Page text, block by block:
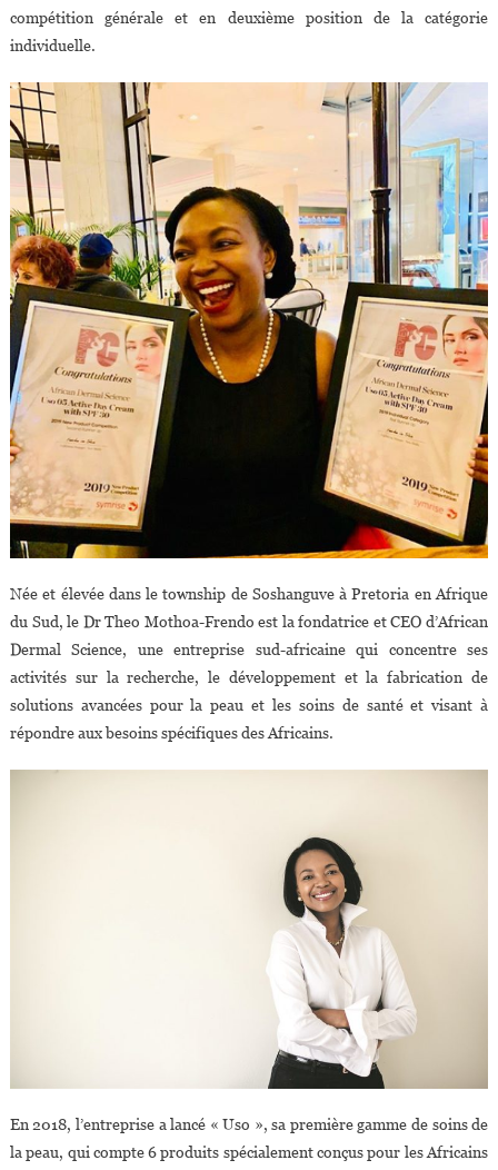
Marque
En
Afrique
Sud
compétition générale et en deuxième position de la catégorie
individuelle.
Née et élevée dans le township de Soshanguve à Pretoria en Afrique
du Sud, le Dr Theo Mothoa-Frendo est la fondatrice et CEO d’African
Dermal Science, une entreprise sud-africaine qui concentre ses
activités sur la recherche, le développement et la fabrication de
solutions avancées pour la peau et les soins de santé et visant à
répondre aux besoins spécifiques des Africains.
En 2018, l’entreprise a lancé « Uso », sa première gamme de soins de
la peau, qui compte 6 produits spécialement conçus pour les Africains